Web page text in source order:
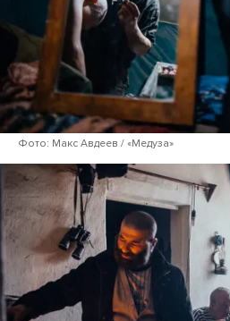
Фото: Макс Авдеев / «Медуза»